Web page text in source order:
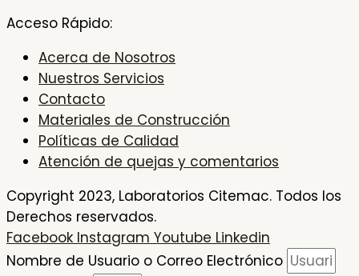
Acceso Rápido:
Acerca de Nosotros
Nuestros Servicios
Contacto
Materiales de Construcción
Políticas de Calidad
Atención de quejas y comentarios
Copyright 2023, Laboratorios Citemac. Todos los
Derechos reservados.
Facebook Instagram Youtube Linkedin
Nombre de Usuario o Correo Electrónico